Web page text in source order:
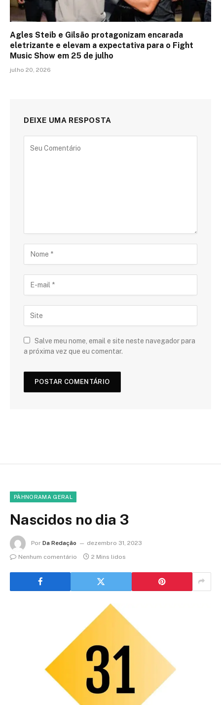
Agles Steib e Gilsão protagonizam encarada
eletrizante e elevam a expectativa para o Fight
Music Show em 25 de julho
julho 20, 2026
DEIXE UMA RESPOSTA
Salve meu nome, email e site neste navegador para
a próxima vez que eu comentar.
PÀHNORAMA GERAL
Nascidos no dia 3
Por Da Redação
dezembro 31, 2023
Nenhum comentário
2 Mins lidos